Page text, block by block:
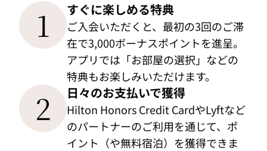
1 すぐに楽しめる特典
ご入会いただくと、最初の3回のご滞
在で3,000ボーナスポイントを進呈。
アプリでは「お部屋の選択」などの
特典もお楽しみいただけます。
2 日々のお支払いで獲得
Hilton Honors Credit CardやLyftなど
のパートナーのご利用を通じて、ポ
イント（や無料宿泊）を獲得できま